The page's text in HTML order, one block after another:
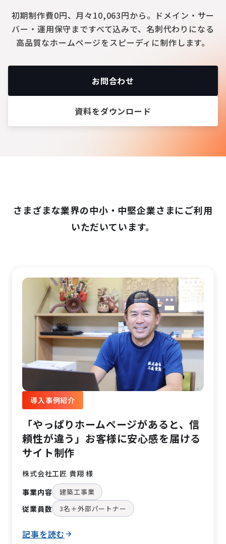
初期制作費0円、月々10,063円から。ドメイン・サー
バー・運用保守まですべて込みで、名刺代わりになる
高品質なホームページをスピーディに制作します。
お問合わせ
資料をダウンロード
さまざまな業界の中小・中堅企業さまにご利用
いただいています。
導入事例紹介
「やっぱりホームページがあると、信
頼性が違う」 お客様に安心感を届ける
サイト制作
株式会社工匠 貴翔 様
事業内容
建築工事業
従業員数 3名＋外部パートナー
記事を読む arrow_forward